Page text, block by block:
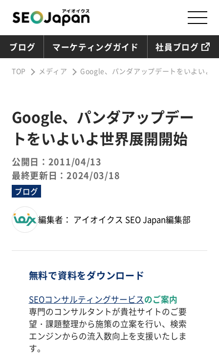
ブログ マーケティングガイド 社員ブログ
TOP メディア Google、パンダアップデートをいよいよ
Google、パンダアップデー
トをいよいよ世界展開開始
公開日：2011/04/13
最終更新日：2024/03/18
ブログ
編集者： アイオイクス SEO Japan編集部
無料で資料をダウンロード
SEOコンサルティングサービスのご案内
専門のコンサルタントが貴社サイトのご要
望・課題整理から施策の立案を行い、検索
エンジンからの流入数向上を支援いたしま
す。